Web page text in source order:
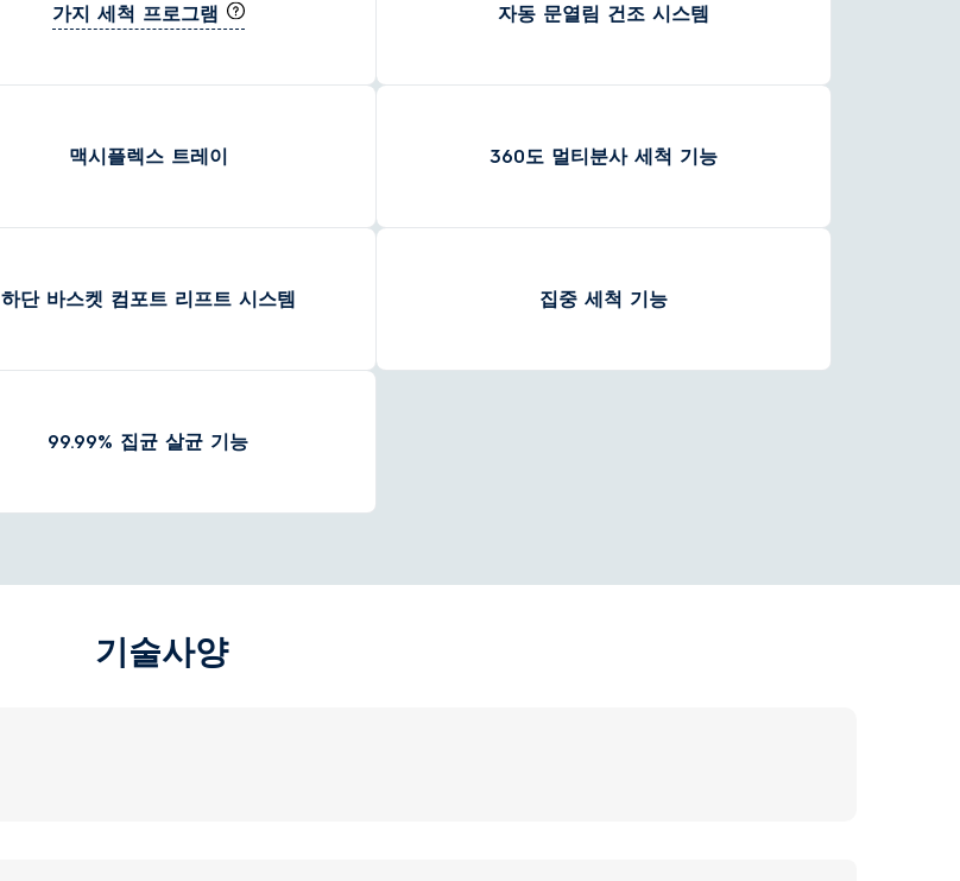
가지 세척 프로그램 자동 문열림 건조 시스템
맥시플렉스 트레이 360도 멀티분사 세척 기능
하단 바스켓 컴포트 리프트 시스템 집중 세척 기능
99.99% 집균 살균 기능
기술사양